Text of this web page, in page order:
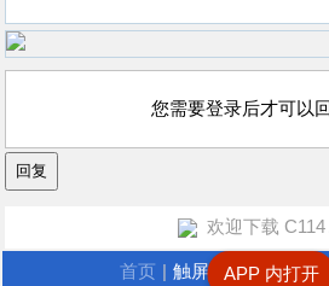
您需要登录后才可以
APP 内打开
欢迎下载 C114
首页 | 触屏版 | 电脑版 |